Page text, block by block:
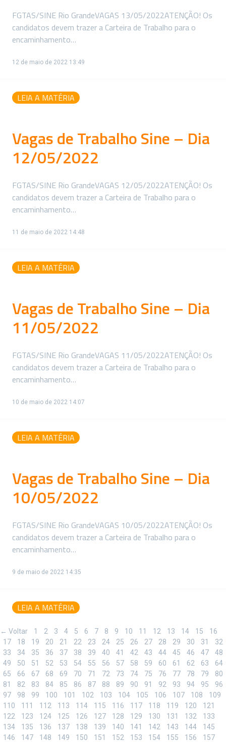
FGTAS/SINE Rio GrandeVAGAS 13/05/2022ATENÇÃO! Os
candidatos devem trazer a Carteira de Trabalho para o
encaminhamento…
12 de maio de 2022 13:49
LEIA A MATÉRIA
Vagas de Trabalho Sine – Dia
12/05/2022
FGTAS/SINE Rio GrandeVAGAS 12/05/2022ATENÇÃO! Os
candidatos devem trazer a Carteira de Trabalho para o
encaminhamento…
11 de maio de 2022 14:48
LEIA A MATÉRIA
Vagas de Trabalho Sine – Dia
11/05/2022
FGTAS/SINE Rio GrandeVAGAS 11/05/2022ATENÇÃO! Os
candidatos devem trazer a Carteira de Trabalho para o
encaminhamento…
10 de maio de 2022 14:07
LEIA A MATÉRIA
Vagas de Trabalho Sine – Dia
10/05/2022
FGTAS/SINE Rio GrandeVAGAS 10/05/2022ATENÇÃO! Os
candidatos devem trazer a Carteira de Trabalho para o
encaminhamento…
9 de maio de 2022 14:35
LEIA A MATÉRIA
← Voltar 1 2 3 4 5 6 7 8 9 10 11 12 13 14 15
16
17
18 19 20 21 22 23 24 25 26 27 28 29 30 31
32
33
34 35 36 37 38 39 40 41 42 43 44 45 46 47
48
49
50 51 52 53 54 55 56 57 58 59 60 61 62 63
64
65
66 67 68 69 70 71 72 73 74 75 76 77 78 79
80
81
82 83 84 85 86 87 88 89 90 91 92 93 94 95
96
97
98 99 100 101 102 103 104 105 106 107 108
109
110
111 112 113 114 115 116 117 118 119 120
121
122
123 124 125 126 127 128 129 130 131 132
133
134
135 136 137 138 139 140 141 142 143 144
145
146
147 148 149 150 151 152 153 154 155 156
157